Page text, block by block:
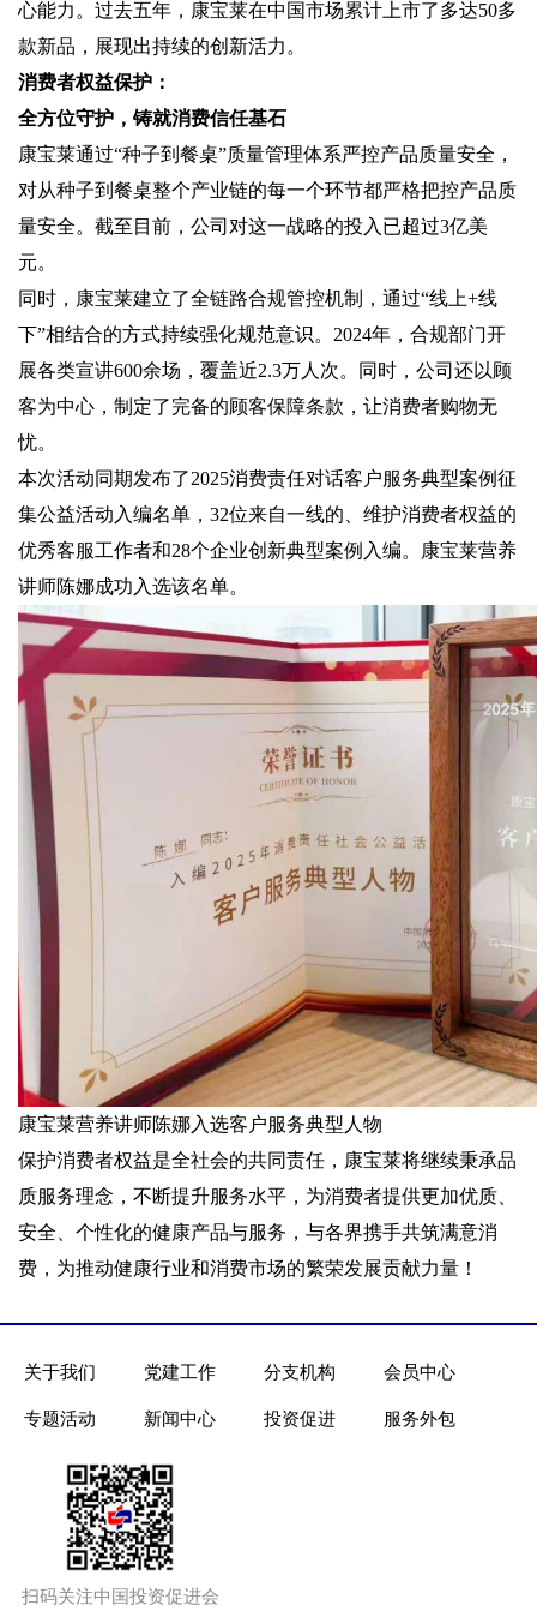
心能力。过去五年，康宝莱在中国市场累计上市了多达50多
款新品，展现出持续的创新活力。
消费者权益保护：
全方位守护，铸就消费信任基石
康宝莱通过“种子到餐桌”质量管理体系严控产品质量安全，
对从种子到餐桌整个产业链的每一个环节都严格把控产品质
量安全。截至目前，公司对这一战略的投入已超过3亿美
元。
同时，康宝莱建立了全链路合规管控机制，通过“线上+线
下”相结合的方式持续强化规范意识。2024年，合规部门开
展各类宣讲600余场，覆盖近2.3万人次。同时，公司还以顾
客为中心，制定了完备的顾客保障条款，让消费者购物无
忧。
本次活动同期发布了2025消费责任对话客户服务典型案例征
集公益活动入编名单，32位来自一线的、维护消费者权益的
优秀客服工作者和28个企业创新典型案例入编。康宝莱营养
讲师陈娜成功入选该名单。
康宝莱营养讲师陈娜入选客户服务典型人物
保护消费者权益是全社会的共同责任，康宝莱将继续秉承品
质服务理念，不断提升服务水平，为消费者提供更加优质、
安全、个性化的健康产品与服务，与各界携手共筑满意消
费，为推动健康行业和消费市场的繁荣发展贡献力量！
关于我们 党建工作 分支机构 会员中心
专题活动 新闻中心 投资促进 服务外包
扫码关注中国投资促进会